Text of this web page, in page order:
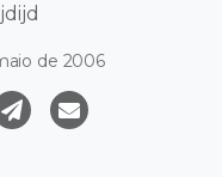
de 2006